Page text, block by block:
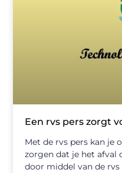
Een rvs pers zorgt
Met de rvs pers kan je
zorgen dat je het afval
door middel van de